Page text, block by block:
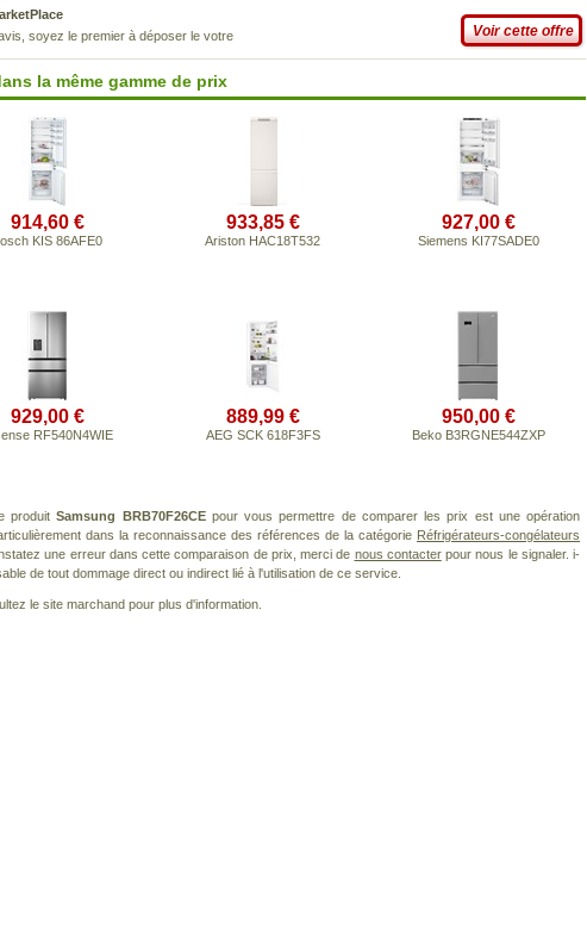
soyez le premier à déposer le votre
Voir cette offre
la même gamme de prix
914,60 €
KIS 86AFE0
933,85 €
Ariston HAC18T532
927,00 €
Siemens KI77SADE0
929,00 €
RF540N4WIE
889,99 €
AEG SCK 618F3FS
950,00 €
Beko B3RGNE544ZXP
produitSamsung BRB70F26CEpour vous permettre de comparer les prix est une opération
dans la reconnaissance des références de la catégorie Réfrigérateurs-congélateurs
une erreur dans cette comparaison de prix, merci de nous contacterpour nous le signaler. i-
de tout dommage direct ou indirect lié à l'utilisation de ce service.
le site marchand pour plus d'information.